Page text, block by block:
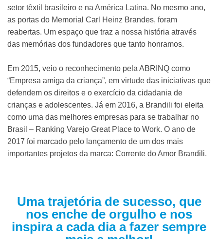
setor têxtil brasileiro e na América Latina. No mesmo ano,
as portas do Memorial Carl Heinz Brandes, foram
reabertas. Um espaço que traz a nossa história através
das memórias dos fundadores que tanto honramos.
Em 2015, veio o reconhecimento pela ABRINQ como
“Empresa amiga da criança”, em virtude das iniciativas que
defendem os direitos e o exercício da cidadania de
crianças e adolescentes. Já em 2016, a Brandili foi eleita
como uma das melhores empresas para se trabalhar no
Brasil – Ranking Varejo Great Place to Work. O ano de
2017 foi marcado pelo lançamento de um dos mais
importantes projetos da marca: Corrente do Amor Brandili.
Uma trajetória de sucesso, que
nos enche de orgulho e nos
inspira a cada dia a fazer sempre